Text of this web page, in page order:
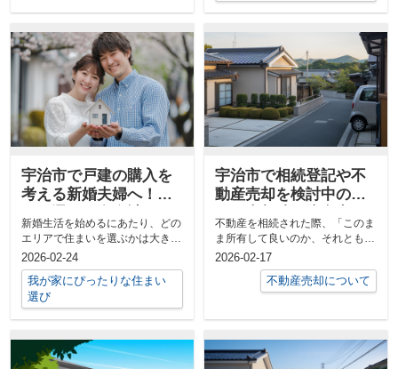
宇治市で戸建の購入を
考える新婚夫婦へ！エ
ポイントを紹介
新婚生活を始めるにあたり、どの
エリアで住まいを選ぶかは大きな
悩みの一つです。特に「宇治市で
一戸建て...
2026-02-24
我が家にぴったりな住まい
選び
宇治市で相続登記や不
動産売却を検討中の方
紹介
不動産を相続された際、「このま
ま所有して良いのか、それとも売
った方が良いのか」と迷われてい
る方は少...
2026-02-17
不動産売却について